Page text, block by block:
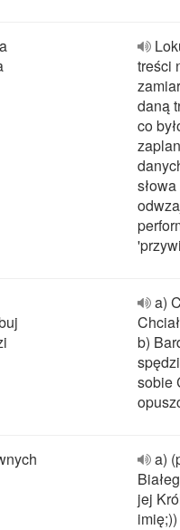
treści
daną
co
a)
b)
sobie
a)
jej